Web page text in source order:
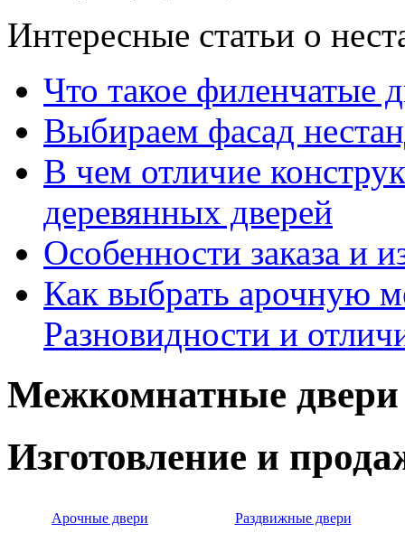
Интересные статьи о
Что такое филенчатые
Выбираем фасад
В чем отличие
деревянных дверей
Особенности заказа и
Как выбрать арочную
Разновидности и
Межкомнатные двери
Изготовление и
Арочные двери Раздвижные двери